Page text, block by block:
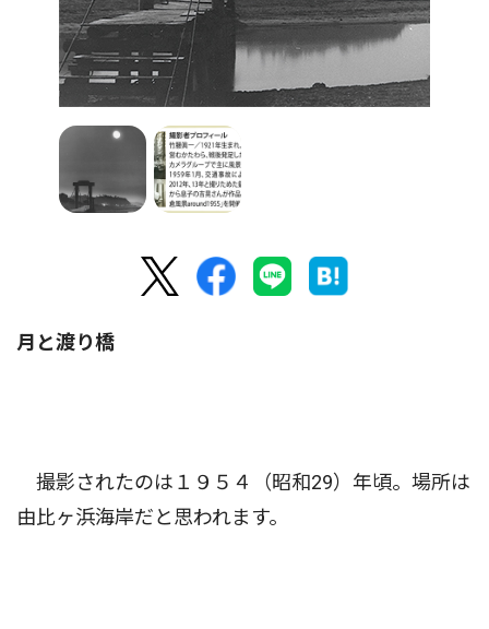
月と渡り橋
撮影されたのは１９５４（昭和29）年頃。場所は
由比ヶ浜海岸だと思われます。